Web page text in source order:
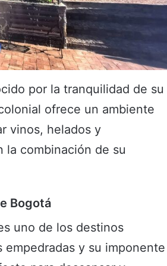
por la tranquilidad de su
ofrece un ambiente
vinos, helados y
la combinación de su
Bogotá
uno de los destinos
y su imponente